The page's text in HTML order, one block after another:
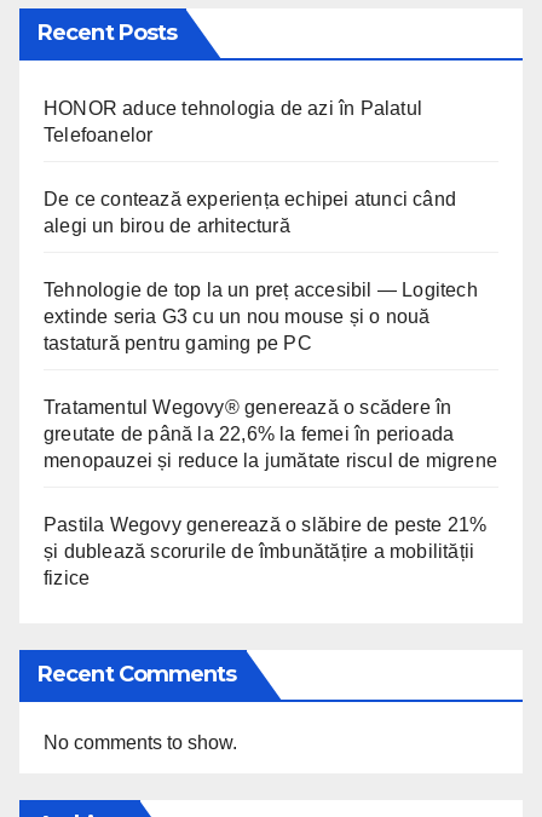
Recent Posts
HONOR aduce tehnologia de azi în Palatul
Telefoanelor
De ce contează experiența echipei atunci când
alegi un birou de arhitectură
Tehnologie de top la un preț accesibil — Logitech
extinde seria G3 cu un nou mouse și o nouă
tastatură pentru gaming pe PC
Tratamentul Wegovy® generează o scădere în
greutate de până la 22,6% la femei în perioada
menopauzei și reduce la jumătate riscul de migrene
Pastila Wegovy generează o slăbire de peste 21%
și dublează scorurile de îmbunătățire a mobilității
fizice
Recent Comments
No comments to show.